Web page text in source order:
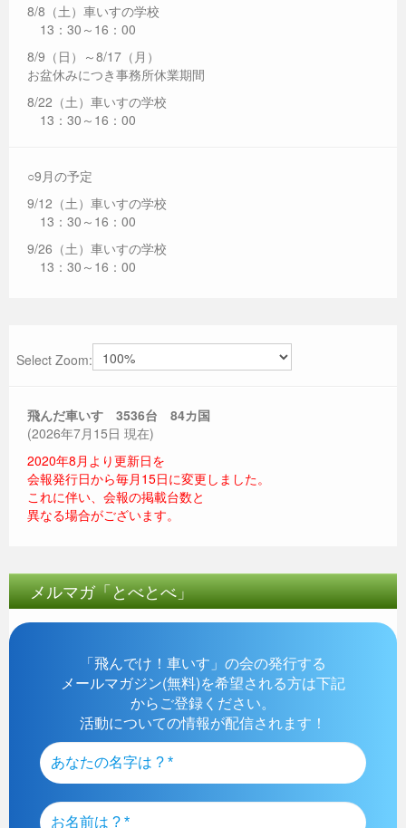
8/8（土）車いすの学校
13：30～16：00
8/9（日）～8/17（月）
お盆休みにつき事務所休業期間
8/22（土）車いすの学校
13：30～16：00
○9月の予定
9/12（土）車いすの学校
13：30～16：00
9/26（土）車いすの学校
13：30～16：00
Select Zoom:
飛んだ車いす 3536台 84カ国
(2026年7月15日 現在)
2020年8月より更新日を
会報発行日から毎月15日に変更しました。
これに伴い、会報の掲載台数と
異なる場合がございます。
メルマガ「とべとべ」
「飛んでけ！車いす」の会の発行する
メールマガジン(無料)を希望される方は下記
からご登録ください。
活動についての情報が配信されます！